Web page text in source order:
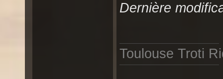
Dernière
Toulouse Troti